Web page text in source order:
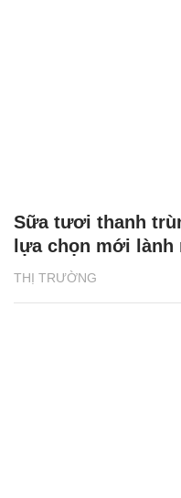
THỊ TRƯỜNG
Sữa tươi thanh
lựa chọn mới lành